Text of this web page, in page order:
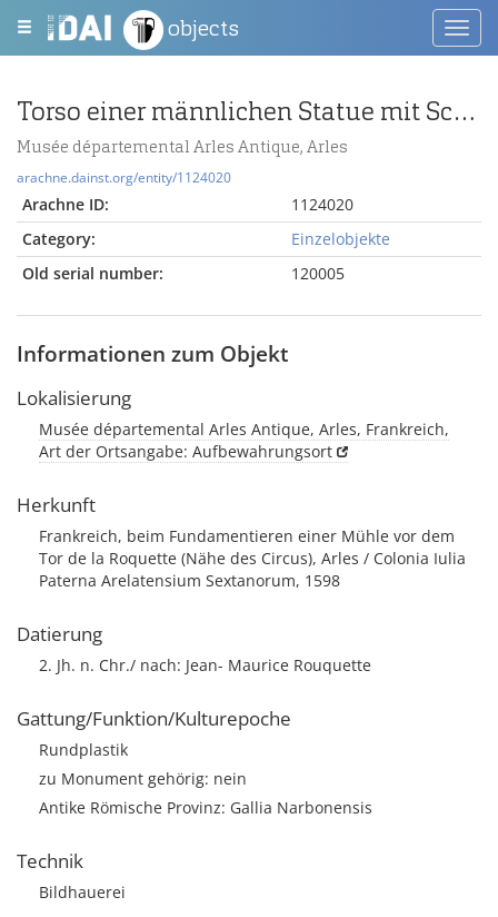
objects
Torso einer männlichen Statue mit Schlange und Tierkreiszeichen
Musée départemental Arles Antique, Arles
arachne.dainst.org/entity/1124020
Arachne ID:
1124020
Category:
Einzelobjekte
Old serial number:
120005
Informationen zum Objekt
Lokalisierung
Musée départemental Arles Antique, Arles, Frankreich,
Art der Ortsangabe: Aufbewahrungsort
Herkunft
Frankreich, beim Fundamentieren einer Mühle vor dem
Tor de la Roquette (Nähe des Circus), Arles / Colonia Iulia
Paterna Arelatensium Sextanorum, 1598
Datierung
2. Jh. n. Chr./ nach: Jean- Maurice Rouquette
Gattung/Funktion/Kulturepoche
Rundplastik
zu Monument gehörig: nein
Antike Römische Provinz: Gallia Narbonensis
Technik
Bildhauerei